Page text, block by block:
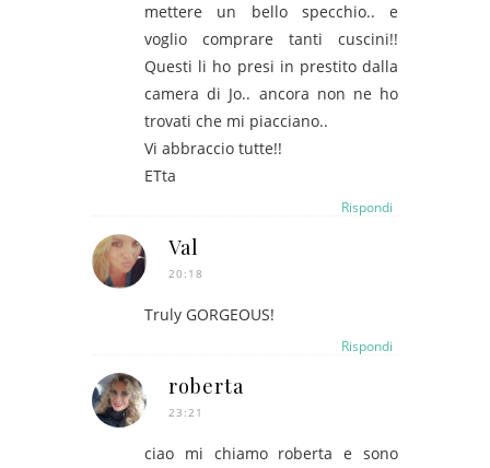
mettere un bello specchio.. e
voglio comprare tanti cuscini!!
Questi li ho presi in prestito dalla
camera di Jo.. ancora non ne ho
trovati che mi piacciano..
Vi abbraccio tutte!!
ETta
Rispondi
Val
20:18
Truly GORGEOUS!
Rispondi
roberta
23:21
ciao mi chiamo roberta e sono